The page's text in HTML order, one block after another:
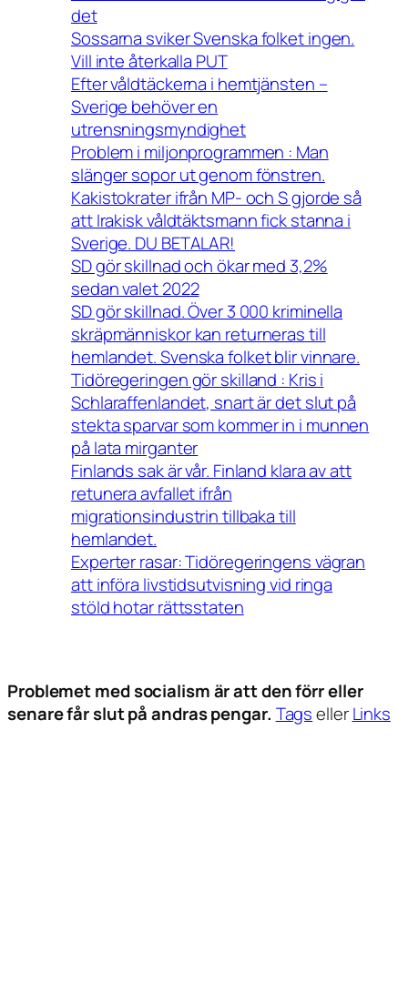
det
Sossarna sviker Svenska folket ingen.
Vill inte återkalla PUT
Efter våldtäckerna i hemtjänsten –
Sverige behöver en
utrensningsmyndighet
Problem i miljonprogrammen : Man
slänger sopor ut genom fönstren.
Kakistokrater ifrån MP- och S gjorde så
att Irakisk våldtäktsmann fick stanna i
Sverige. DU BETALAR!
SD gör skillnad och ökar med 3,2%
sedan valet 2022
SD gör skillnad. Över 3 000 kriminella
skräpmänniskor kan returneras till
hemlandet. Svenska folket blir vinnare.
Tidöregeringen gör skilland : Kris i
Schlaraffenlandet, snart är det slut på
stekta sparvar som kommer in i munnen
på lata mirganter
Finlands sak är vår. Finland klara av att
retunera avfallet ifrån
migrationsindustrin tillbaka till
hemlandet.
Experter rasar: Tidöregeringens vägran
att införa livstidsutvisning vid ringa
stöld hotar rättsstaten
Problemet med socialism är att den förr eller
senare får slut på andras pengar. TagsellerLinks